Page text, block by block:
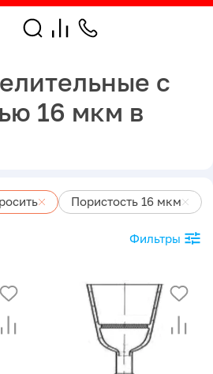
с
16 мкм в
Пористость 16 мкм
Фильтры